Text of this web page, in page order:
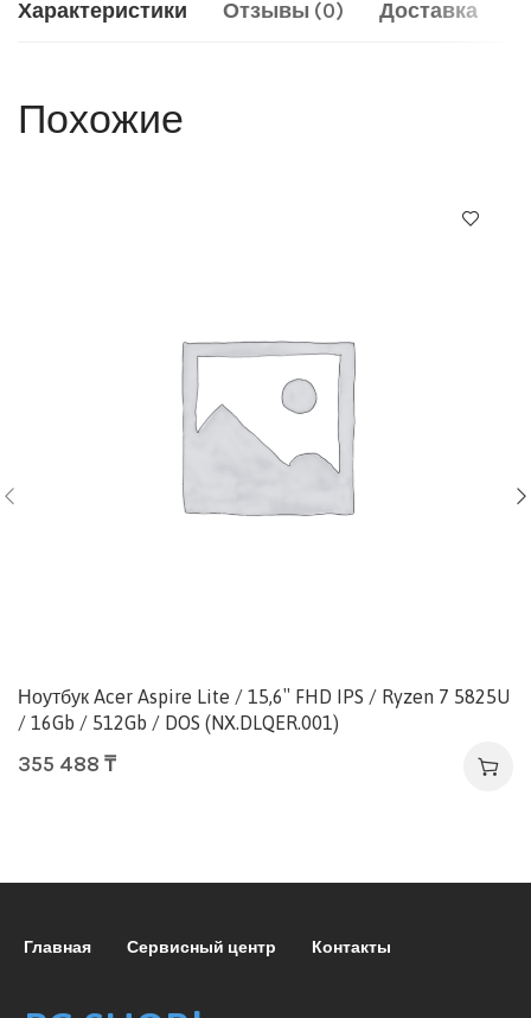
Характеристики Отзывы (0) Доставка
Похожие
Ноутбук Acer Aspire Lite / 15,6″ FHD IPS / Ryzen 7 5825U
/ 16Gb / 512Gb / DOS (NX.DLQER.001)
355 488 ₸
Главная Сервисный центр Контакты